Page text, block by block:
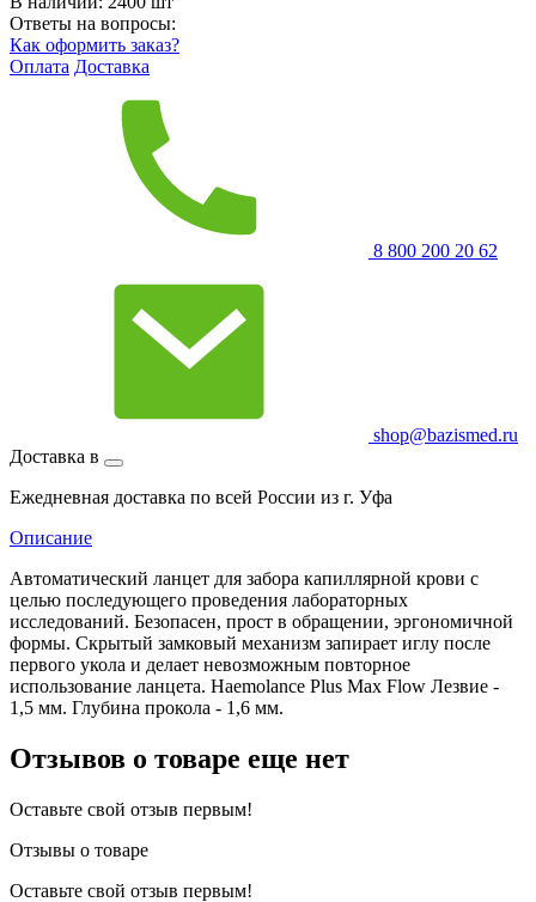
Ответы на вопросы:
Как оформить заказ?
Оплата Доставка
8 800 200 20 62
shop@bazismed.ru
Доставка в
Ежедневная доставка по всей России из г. Уфа
Описание
Автоматический ланцет для забора капиллярной крови с
целью последующего проведения лабораторных
исследований. Безопасен, прост в обращении, эргономичной
формы. Скрытый замковый механизм запирает иглу после
первого укола и делает невозможным повторное
использование ланцета. Haemolance Plus Max Flow Лезвие -
1,5 мм. Глубина прокола - 1,6 мм.
Отзывов о товаре еще нет
Оставьте свой отзыв первым!
Отзывы о товаре
Оставьте свой отзыв первым!